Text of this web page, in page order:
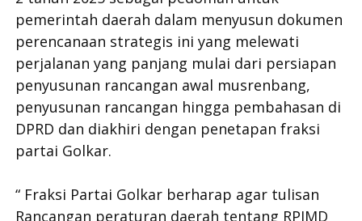
pemerintah daerah dalam menyusun dokumen
perencanaan strategis ini yang melewati
perjalanan yang panjang mulai dari persiapan
penyusunan rancangan awal musrenbang,
penyusunan rancangan hingga pembahasan di
DPRD dan diakhiri dengan penetapan fraksi
partai Golkar.
“ Fraksi Partai Golkar berharap agar tulisan
Rancangan peraturan daerah tentang RPJMD